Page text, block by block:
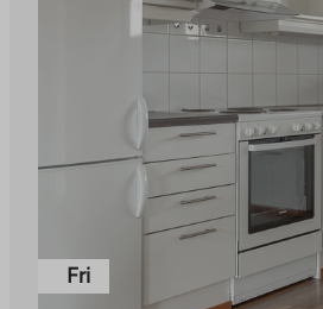
Fri